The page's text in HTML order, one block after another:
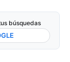
búsquedas